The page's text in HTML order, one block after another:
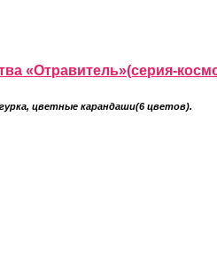
«Отравитель»(серия-
, цветные карандаши(6 цветов).